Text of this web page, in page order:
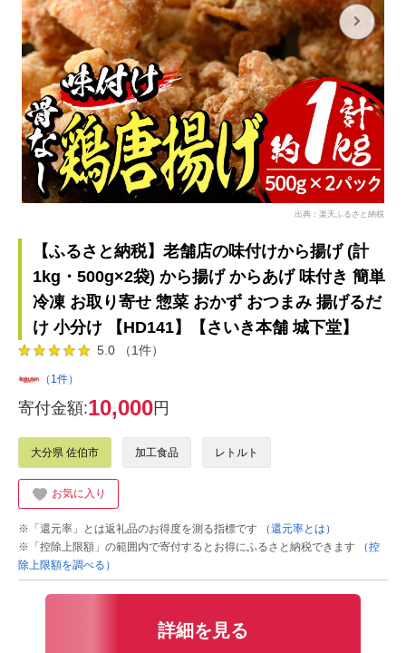
出典：楽天ふるさと納税
【ふるさと納税】老舗店の味付けから揚げ (計
1kg・500g×2袋) から揚げ からあげ 味付き 簡単
冷凍 お取り寄せ 惣菜 おかず おつまみ 揚げるだ
け 小分け 【HD141】【さいき本舗 城下堂】
5.0 （1件）
（1件）
寄付金額:10,000円
大分県 佐伯市 加工食品 レトルト
お気に入り
※「還元率」とは返礼品のお得度を測る指標です
（還元率とは）
※「控除上限額」の範囲内で寄付するとお得にふるさと納税できます
（控
除上限額を調べる）
詳細を見る